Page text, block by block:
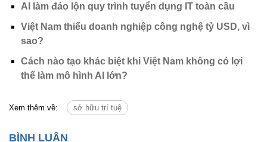
AI làm đảo lộn quy trình tuyển dụng IT toàn cầu
Việt Nam thiếu doanh nghiệp công nghệ tỷ USD, vì
sao?
Cách nào tạo khác biệt khi Việt Nam không có lợi
thế làm mô hình AI lớn?
Xem thêm về: sở hữu trí tuệ